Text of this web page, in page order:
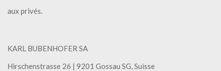
aux privés.
KARL BUBENHOFER SA
Hirschenstrasse 26 | ​9201 Gossau SG, Suisse